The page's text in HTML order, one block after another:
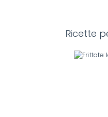
Ricette